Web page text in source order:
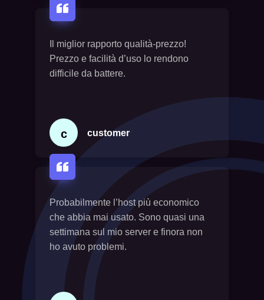
Il miglior rapporto qualità-prezzo!
Prezzo e facilità d’uso lo rendono
difficile da battere.
c customer
Probabilmente l’host più economico
che abbia mai usato. Sono quasi una
settimana sul mio server e finora non
ho avuto problemi.